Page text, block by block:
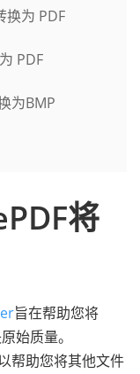
换为 PDF
PDF
为BMP
将
旨在帮助您将
始质量。
帮助您将其他文件